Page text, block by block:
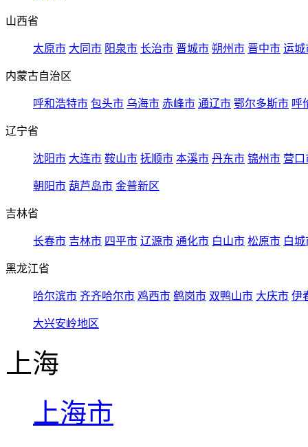
山西省
太原市 大同市 阳泉市 长治市 晋城市 朔州市 晋中市 运城
内蒙古自治区
呼和浩特市 包头市 乌海市 赤峰市 通辽市 鄂尔多斯市 呼
辽宁省
沈阳市 大连市 鞍山市 抚顺市 本溪市 丹东市 锦州市 营口
朝阳市 葫芦岛市 金普新区
吉林省
长春市 吉林市 四平市 辽源市 通化市 白山市 松原市 白城
黑龙江省
哈尔滨市 齐齐哈尔市 鸡西市 鹤岗市 双鸭山市 大庆市 伊
大兴安岭地区
上海
上海市